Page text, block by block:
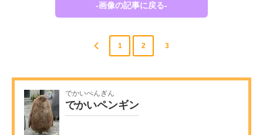
-画像の記事に戻る-
1 2 3
でかいぺんぎん
でかいペンギン